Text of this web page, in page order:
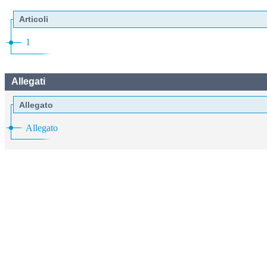
Articoli
1
Allegati
Allegato
Allegato